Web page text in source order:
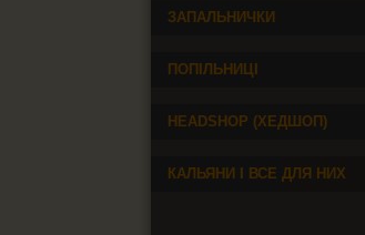
ЗАПАЛЬНИЧКИ
ПОПІЛЬНИЦІ
HEADSHOP (ХЕДШОП)
КАЛЬЯНИ І ВСЕ ДЛЯ НИХ